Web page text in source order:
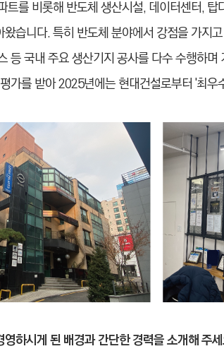
트를 비롯해 반도체 생산시설, 데이터센터,
습니다. 특히 반도체 분야에서 강점을 가지
등 국내 주요 생산기지 공사를 다수 수행하
가를 받아 2025년에는 현대건설로부터 '최
하시게 된 배경과 간단한 경력을 소개해 주